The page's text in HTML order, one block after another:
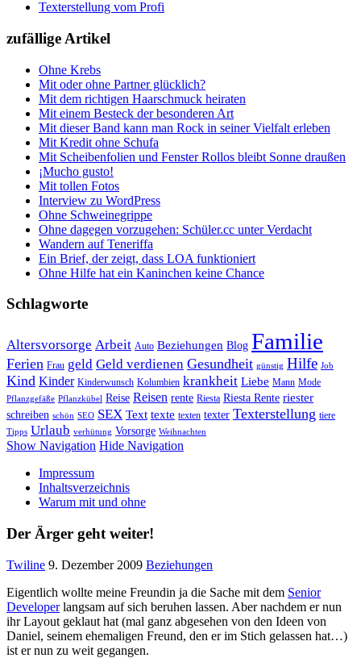
Texterstellung vom Profi
zufällige Artikel
Ohne Krebs
Mit oder ohne Partner glücklich?
Mit dem richtigen Haarschmuck heiraten
Mit einem Besteck der besonderen Art
Mit dieser Band kann man Rock in seiner Vielfalt erleben
Mit Kredit ohne Schufa
Mit Scheibenfolien und Fenster Rollos bleibt Sonne draußen
¡Mucho gusto!
Mit tollen Fotos
Interview zu WordPress
Ohne Schweinegrippe
Ohne dagegen vorzugehen: Schüler.cc unter Verdacht
Wandern auf Teneriffa
Ein Brief, der zeigt, dass LOA funktioniert
Ohne Hilfe hat ein Kaninchen keine Chance
Schlagworte
Altersvorsorge Arbeit Auto Beziehungen Blog Familie
Ferien Frau geld Geld verdienen Gesundheit günstig Hilfe Job
Kind Kinder Kinderwunsch Kolumbien krankheit Liebe Mann Mode
Pflanzgefäße Pflanzkübel Reise Reisen rente Riesta Riesta Rente riester
schreiben schön SEO SEX Text texte texten texter Texterstellung tiere
Tipps Urlaub verhütung Vorsorge Weihnachten
Show Navigation Hide Navigation
Impressum
Inhaltsverzeichnis
Warum mit und ohne
Der Ärger geht weiter!
Twiline 9. Dezember 2009 Beziehungen
Eigentlich wollte meine Freundin ja die Sache mit dem Senior
Developerlangsam auf sich beruhen lassen. Aber nachdem er nun
ihr Layout geklaut hat (mal ganz abgesehen von den Ideen von
Daniel, seinem ehemaligen Freund, den er im Stich gelassen hat…)
ist er nun zu weit gegangen.